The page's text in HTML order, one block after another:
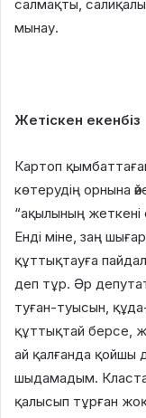
салмақты, салиқалы
мынау.
Жетіскен екенбіз
Картоп
көтерудің орнына
“ақылының жеткені
Енді міне, заң
құттықтауға
деп тұр. Әр
туған-туысын,
құттықтай берсе,
ай қалғанда қойшы
шыдамадым.
қалысып тұрған